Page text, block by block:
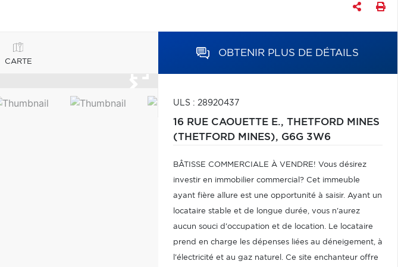
CARTE
OBTENIR PLUS DE DÉTAILS
ULS : 28920437
16 RUE CAOUETTE E., THETFORD MINES
(THETFORD MINES), G6G 3W6
BÂTISSE COMMERCIALE À VENDRE! Vous désirez
investir en immobilier commercial? Cet immeuble
ayant fière allure est une opportunité à saisir. Ayant un
locataire stable et de longue durée, vous n'aurez
aucun souci d'occupation et de location. Le locataire
prend en charge les dépenses liées au déneigement, à
l'électricité et au gaz naturel. Ce site enchanteur offre